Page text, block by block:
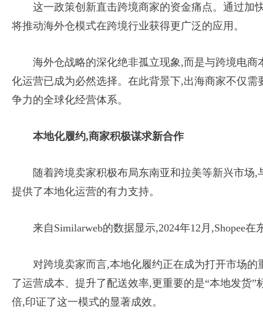
这一政策创新直击跨境商家的资金痛点。通过加
将推动海外仓模式在跨境行业获得更广泛的应用。
海外仓战略的深化绝非孤立现象,而是与跨境电
化运营已成为必然选择。在此背景下,出海商家不仅
争力的全球化经营体系。
本地化履约,商家积极谋求新合作
随着跨境卖家积极布局东南亚和拉美等新兴市场
提供了本地化运营的有力支持。
来自Similarweb的数据显示,2024年12月,Shopee
对跨境卖家而言,本地化履约正在成为打开市场
了运营成本、提升了配送效率,更重要的是“本地发货
倍,印证了这一模式的显著成效。